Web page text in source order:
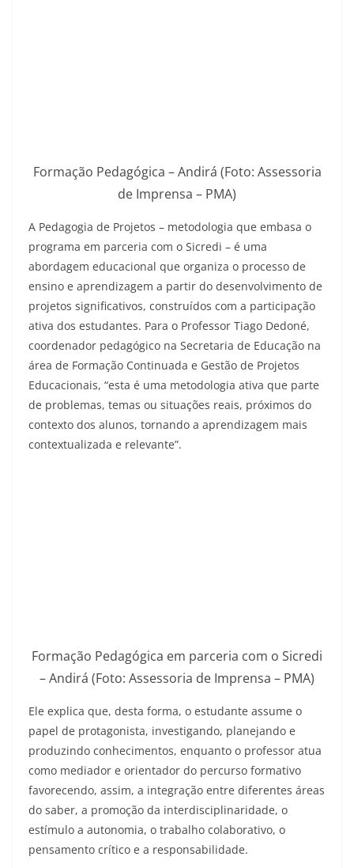
Formação Pedagógica – Andirá (Foto: Assessoria
de Imprensa – PMA)
A Pedagogia de Projetos – metodologia que embasa o
programa em parceria com o Sicredi – é uma
abordagem educacional que organiza o processo de
ensino e aprendizagem a partir do desenvolvimento de
projetos significativos, construídos com a participação
ativa dos estudantes. Para o Professor Tiago Dedoné,
coordenador pedagógico na Secretaria de Educação na
área de Formação Continuada e Gestão de Projetos
Educacionais, “esta é uma metodologia ativa que parte
de problemas, temas ou situações reais, próximos do
contexto dos alunos, tornando a aprendizagem mais
contextualizada e relevante”.
Formação Pedagógica em parceria com o Sicredi
– Andirá (Foto: Assessoria de Imprensa – PMA)
Ele explica que, desta forma, o estudante assume o
papel de protagonista, investigando, planejando e
produzindo conhecimentos, enquanto o professor atua
como mediador e orientador do percurso formativo
favorecendo, assim, a integração entre diferentes áreas
do saber, a promoção da interdisciplinaridade, o
estímulo a autonomia, o trabalho colaborativo, o
pensamento crítico e a responsabilidade.